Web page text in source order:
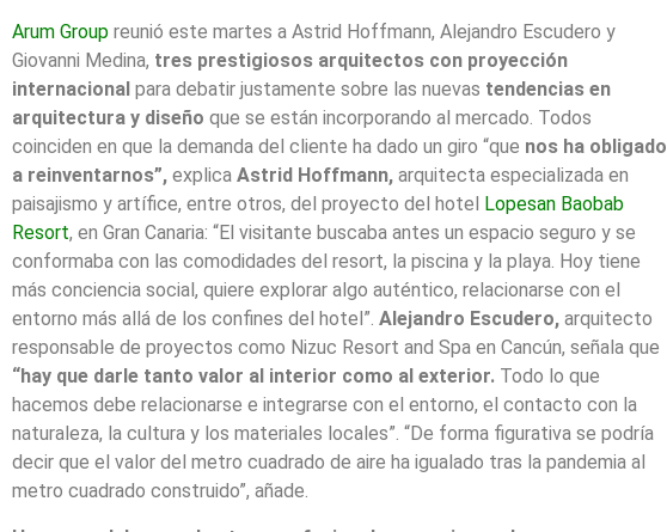
Arum Group reunió este martes a Astrid Hoffmann, Alejandro Escudero y
Giovanni Medina, tres prestigiosos arquitectos con proyección
internacional para debatir justamente sobre las nuevas tendencias en
arquitectura y diseño que se están incorporando al mercado. Todos
coinciden en que la demanda del cliente ha dado un giro “que nos ha obligado
a reinventarnos”, explica Astrid Hoffmann, arquitecta especializada en
paisajismo y artífice, entre otros, del proyecto del hotel
Lopesan Baobab
Resort, en Gran Canaria: “El visitante buscaba antes un espacio seguro y se
conformaba con las comodidades del resort, la piscina y la playa. Hoy tiene
más conciencia social, quiere explorar algo auténtico, relacionarse con el
entorno más allá de los confines del hotel”. Alejandro Escudero, arquitecto
responsable de proyectos como Nizuc Resort and Spa en Cancún, señala que
“hay que darle tanto valor al interior como al exterior. Todo lo que
hacemos debe relacionarse e integrarse con el entorno, el contacto con la
naturaleza, la cultura y los materiales locales”. “De forma figurativa se podría
decir que el valor del metro cuadrado de aire ha igualado tras la pandemia al
metro cuadrado construido”, añade.